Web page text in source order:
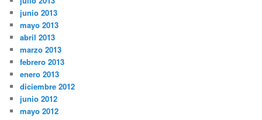
junio 2013
mayo 2013
abril 2013
marzo 2013
febrero 2013
enero 2013
diciembre 2012
junio 2012
mayo 2012